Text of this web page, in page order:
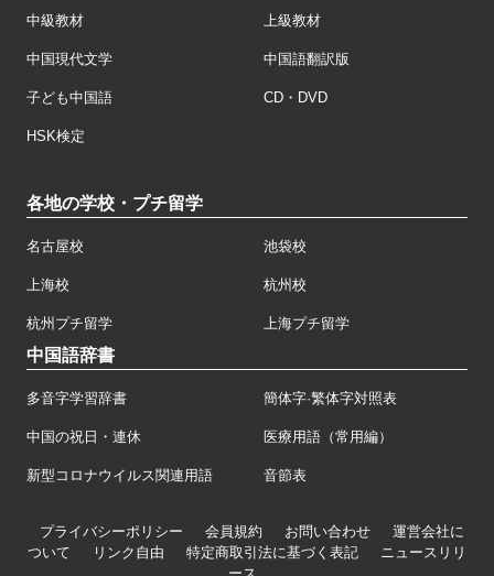
中級教材 上級教材
中国現代文学 中国語翻訳版
子ども中国語 CD・DVD
HSK検定
各地の学校・プチ留学
名古屋校 池袋校
上海校 杭州校
杭州プチ留学 上海プチ留学
中国語辞書
多音字学習辞書 簡体字·繁体字対照表
中国の祝日・連休 医療用語（常用編）
新型コロナウイルス関連用語 音節表
プライバシーポリシー 会員規約 お問い合わせ
運営会社に
ついて
リンク自由 特定商取引法に基づく表記
ニュースリリ